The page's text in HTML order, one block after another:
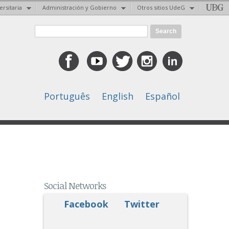
Administración y Gobierno Otros sitios UdeG
Search form
Português English Español
Social Networks
Facebook
Twitter